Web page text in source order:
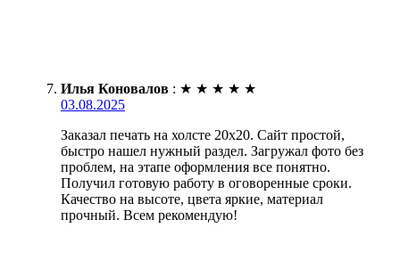
Илья Коновалов : ★ ★ ★ ★ ★
03.08.2025
Заказал печать на холсте 20х20. Сайт простой,
быстро нашел нужный раздел. Загружал фото без
проблем, на этапе оформления все понятно.
Получил готовую работу в оговоренные сроки.
Качество на высоте, цвета яркие, материал
прочный. Всем рекомендую!